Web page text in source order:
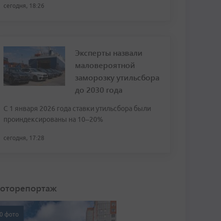
сегодня, 18:26
Эксперты назвали
маловероятной
заморозку утильсбора
до 2030 года
С 1 января 2026 года ставки утильсбора были
проиндексированы на 10–20%
сегодня, 17:28
фото